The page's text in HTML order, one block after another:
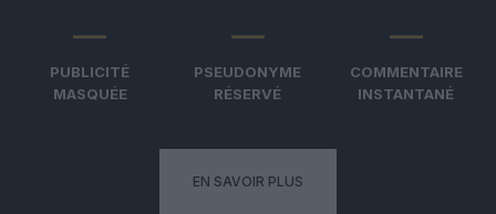
PUBLICITÉ
MASQUÉE
PSEUDONYME
RÉSERVÉ
COMMENTAIRE
INSTANTANÉ
EN SAVOIR PLUS